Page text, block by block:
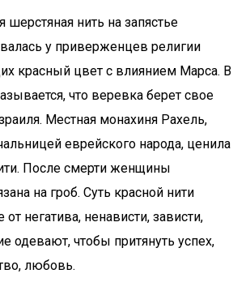
шерстяная нить на запястье
у приверженцев религии
красный цвет с влиянием Марса. В
что веревка берет свое
Местная монахиня Рахель,
еврейского народа, ценила
После смерти женщины
на гроб. Суть красной нити
негатива, ненависти, зависти,
одевают, чтобы притянуть успех,
любовь.